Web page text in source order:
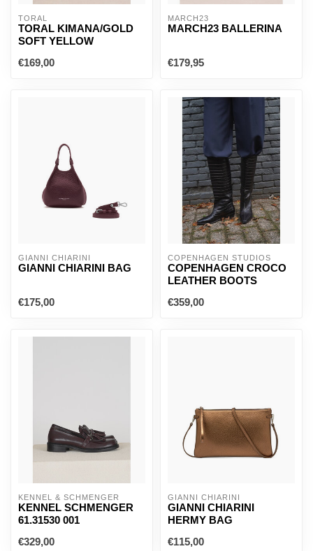
TORAL
TORAL KIMANA/GOLD
SOFT YELLOW
€169,00
MARCH23
MARCH23 BALLERINA
€179,95
GIANNI CHIARINI
GIANNI CHIARINI BAG
€175,00
COPENHAGEN STUDIOS
COPENHAGEN CROCO
LEATHER BOOTS
€359,00
KENNEL & SCHMENGER
KENNEL SCHMENGER
61.31530 001
€329,00
GIANNI CHIARINI
GIANNI CHIARINI
HERMY BAG
€115,00